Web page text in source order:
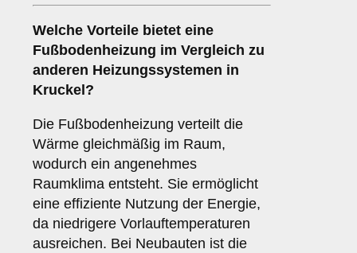
Welche Vorteile bietet eine
Fußbodenheizung im Vergleich zu
anderen Heizungssystemen in
Kruckel?
Die Fußbodenheizung verteilt die
Wärme gleichmäßig im Raum,
wodurch ein angenehmes
Raumklima entsteht. Sie ermöglicht
eine effiziente Nutzung der Energie,
da niedrigere Vorlauftemperaturen
ausreichen. Bei Neubauten ist die